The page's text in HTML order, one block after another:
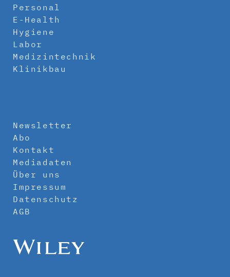
Personal
E-Health
Hygiene
Labor
Medizintechnik
Klinikbau
Newsletter
Abo
Kontakt
Mediadaten
Über uns
Impressum
Datenschutz
AGB